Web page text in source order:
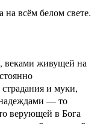
на всём белом свете.
веками живущей на
и муки,
— то
верующей в Бога